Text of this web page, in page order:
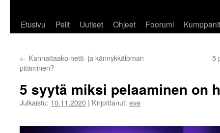
Etusivu Pelit Uutiset Ohjeet Foorumi Kumppanit
← Kannattaako netti- ja kännykkäloman
pitäminen?
5
5 syytä miksi pelaaminen on
Julkaistu: 10.11.2020 | Kirjoittanut: eve